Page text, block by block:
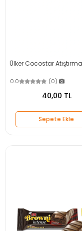
Ülker Cocostar
0.0 (0)
40,00 TL
Sepete Ekle